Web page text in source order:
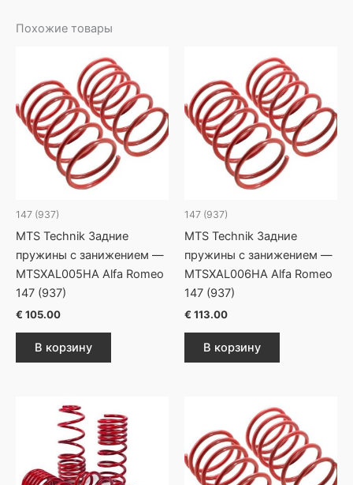
Похожие товары
147 (937)
MTS Technik Задние
пружины с занижением —
MTSXAL005HA Alfa Romeo
147 (937)
€ 105.00
В корзину
147 (937)
MTS Technik Задние
пружины с занижением —
MTSXAL006HA Alfa Romeo
147 (937)
€ 113.00
В корзину